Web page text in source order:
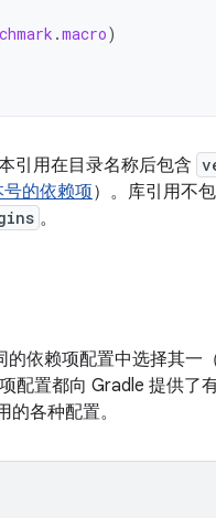
.macro)
本引用在目录名称后包含
的依赖项）。库引用不
。
依赖项配置中选择其一
配置都向 Gradle 提供了
各种配置。